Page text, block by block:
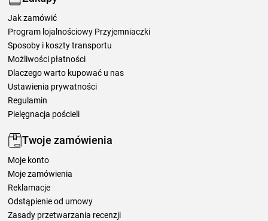
Jak zamówić
Program lojalnościowy Przyjemniaczki
Sposoby i koszty transportu
Możliwości płatności
Dlaczego warto kupować u nas
Ustawienia prywatności
Regulamin
Pielęgnacja pościeli
Twoje zamówienia
Moje konto
Moje zamówienia
Reklamacje
Odstąpienie od umowy
Zasady przetwarzania recenzji